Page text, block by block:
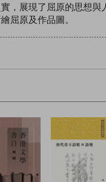
，展現了屈原的思想與
屈原及作品圖。